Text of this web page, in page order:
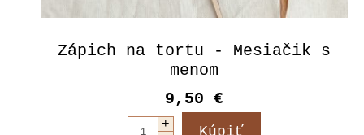
Zápich na tortu - Mesiačik s
menom
9,50 €